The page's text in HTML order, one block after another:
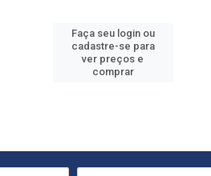
Faça seu login ou
cadastre-se para
ver preços e
comprar